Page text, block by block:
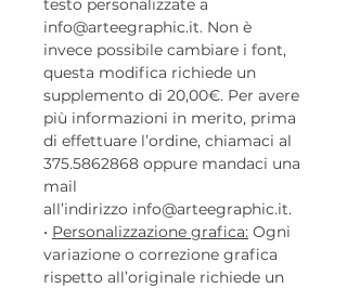
info@arteegraphic.it. Non è
invece possibile cambiare i font,
questa modifica richiede un
supplemento di 20,00€. Per avere
più informazioni in merito, prima
di effettuare l’ordine, chiamaci al
375.5862868 oppure mandaci una
mail
all’indirizzo info@arteegraphic.it.
• Personalizzazione grafica: Ogni
variazione o correzione grafica
rispetto all’originale richiede un